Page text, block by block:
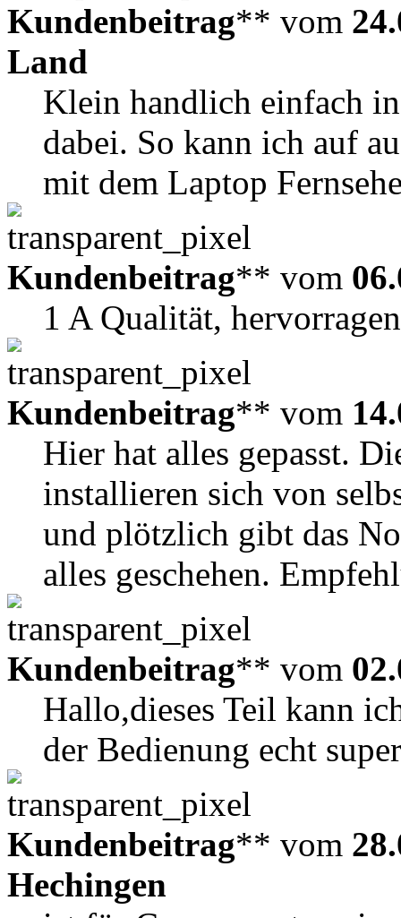
Kundenbeitrag** vom
Land
Klein handlich einfach
dabei. So kann ich auf
mit dem Laptop
Kundenbeitrag** vom
1 A Qualität,
Kundenbeitrag** vom
Hier hat alles gepasst.
installieren sich von
und plötzlich gibt das
alles geschehen.
Kundenbeitrag** vom
Hallo,dieses Teil kann
der Bedienung echt
Kundenbeitrag** vom
Hechingen